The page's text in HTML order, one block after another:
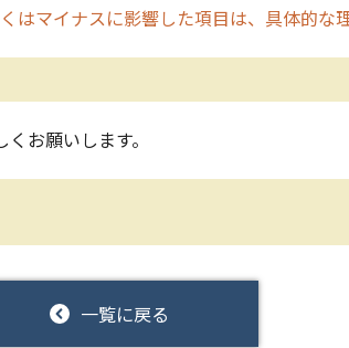
はマイナスに影響した項目は、具体的な
お願いします。
一覧に戻る